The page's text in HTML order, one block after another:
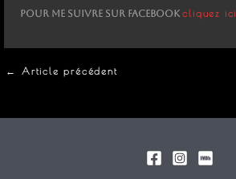
Pour me suivre sur Facebookcliquez ici
← Article précédent